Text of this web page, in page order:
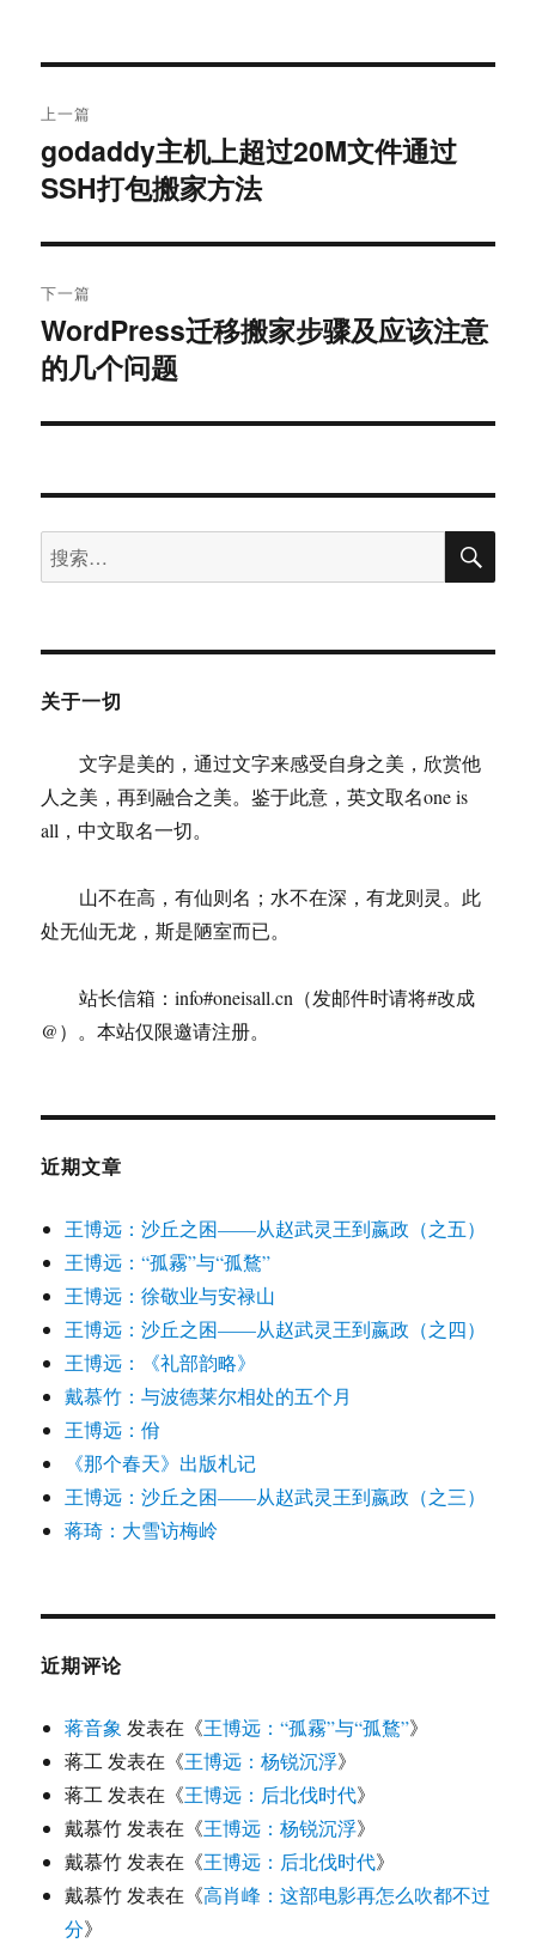
章
导
航
上一篇
上
篇
章：
godaddy主机上超过20M文件通过
SSH打包搬家方法
下一篇
下
篇
章：
WordPress迁移搬家步骤及应该注意
的几个问题
搜
索：
搜
关于一切
文字是美的，通过文字来感受自身之美，欣赏他
人之美，再到融合之美。鉴于此意，英文取名one is
all，中文取名一切。
山不在高，有仙则名；水不在深，有龙则灵。此
处无仙无龙，斯是陋室而已。
站长信箱：info#oneisall.cn（发邮件时请将#改成
@）。本站仅限邀请注册。
近期文章
王博远：沙丘之困——从赵武灵王到嬴政（之五）
王博远：“孤霧”与“孤鶩”
王博远：徐敬业与安禄山
王博远：沙丘之困——从赵武灵王到嬴政（之四）
王博远：《礼部韵略》
戴慕竹：与波德莱尔相处的五个月
王博远：佾
《那个春天》出版札记
王博远：沙丘之困——从赵武灵王到嬴政（之三）
蒋琦：大雪访梅岭
近期评论
蒋音象 发表在《王博远：“孤霧”与“孤鶩”》
蒋工 发表在《王博远：杨锐沉浮》
蒋工 发表在《王博远：后北伐时代》
戴慕竹 发表在《王博远：杨锐沉浮》
戴慕竹 发表在《王博远：后北伐时代》
戴慕竹 发表在《高肖峰：这部电影再怎么吹都不过
分》